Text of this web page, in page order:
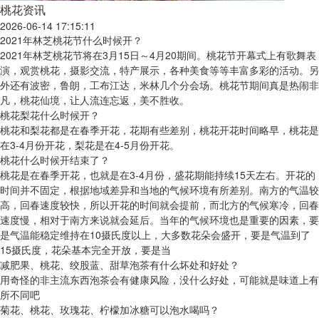
桃花资讯
2026-06-14 17:15:11
2021年林芝桃花节什么时候开？
2021年林芝桃花节将在3月15日～4月20期间。桃花节开幕式上有歌舞表
演，观赏桃花，摄影交流，特产展示，各种美食等等丰富多彩的活动。另
外还有波密，鲁朗，工布江达，米林几个分会场。桃花节期间真是热闹非
凡，桃花仙境，让人流连忘返，美不胜收。
桃花梨花什么时候开？
桃花和梨花都是在春季开花，花期有些差别，桃花开花时间略早，桃花是
在3-4月份开花，梨花是在4-5月份开花。
桃花什么时候开结束了？
桃花是在春季开花，也就是在3-4月份，盛花期能持续15天左右。开花的
时间并不固定，根据地域差异和当地的气候环境有所差别。南方的气温较
高，回春速度较快，所以开花的时间就会提前，而北方的气候寒冷，回春
速度慢，相对于南方来说就会延后。当年的气候环境也是重要的因素，要
是气温能稳定维持在10摄氏度以上，大多数花朵会盛开，要是气温到了
15摄氏度，花朵基本完全开放，要是当
减肥果、桃花、绞股蓝、甜草泡茶有什么坏处和好处？
用奇怪的非主流东西泡茶会有健康风险，没什么好处，可能就是味道上有
所不同吧
菊花、桃花、玫瑰花、柠檬加冰糖可以泡水喝吗？